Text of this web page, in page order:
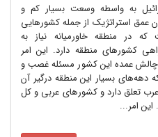
به واسطه وسعت بسیار کم و
عمق استراتژیک از جمله کشورهایی
در منطقه خاورمیانه نیاز به
کشورهای منطقه دارد. این امر
عمده این کشور مسئله غصب و
بسیار این منطقه درگیر آن
تعلق دارد و کشورهای عربی و کل
امر...